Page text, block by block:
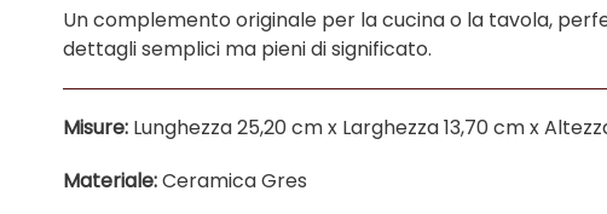
TAVOLA"
quantità
Un complemento originale per la cucina o la tavola,
dettagli semplici ma pieni di significato.
Misure:Lunghezza 25,20 cm x Larghezza 13,70 cm x
Materiale:Ceramica Gres